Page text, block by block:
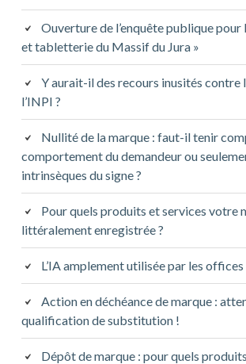
Ouverture de l’enquête publique pour
et tabletterie du Massif du Jura »
Y aurait-il des recours inusités contre
l’INPI ?
Nullité de la marque : faut-il tenir
comportement du demandeur ou
intrinsèques du signe ?
Pour quels produits et services votre
littéralement enregistrée ?
L’IA amplement utilisée par les offices
Action en déchéance de marque :
qualification de substitution !
Dépôt de marque : pour quels